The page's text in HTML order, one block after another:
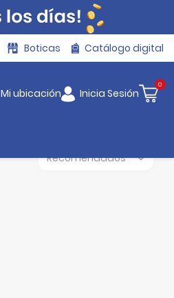
Boticas Catálogo digital
Mi ubicación Inicia Sesión
0